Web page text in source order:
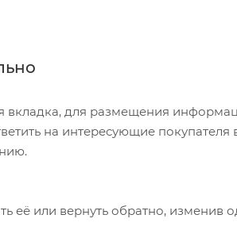
через почту России. Когда
вы можете только после оплаты
должна превышать 100 000 р.
вкладка, для размещения
на интересующие покупателя
её или вернуть обратно, изменив